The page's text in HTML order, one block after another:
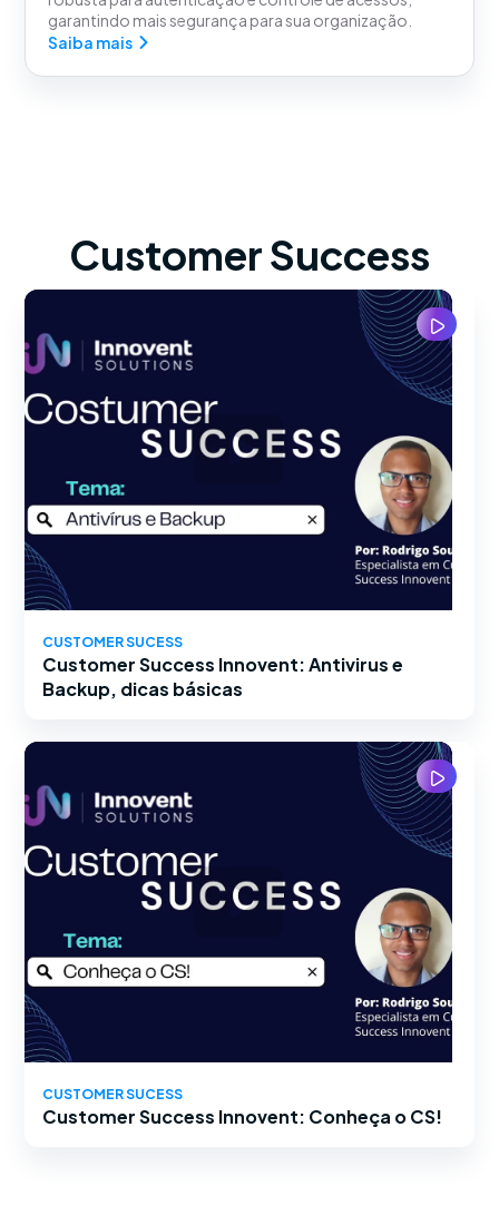
garantindo mais segurança para sua organização.
Saiba mais
Customer Success
CUSTOMER SUCESS
Customer Success Innovent: Antivirus e
Backup, dicas básicas
CUSTOMER SUCESS
Customer Success Innovent: Conheça o CS!